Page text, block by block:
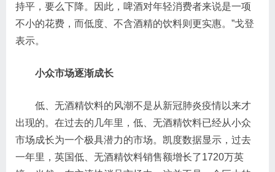
持平，要么下降。因此，啤酒对年轻消费者来说是一项
不小的花费，而低度、不含酒精的饮料则更实惠。”戈登
表示。
小众市场逐渐成长
低、无酒精饮料的风潮不是从新冠肺炎疫情以来才
出现的。在过去的几年里，低、无酒精饮料已经从小众
市场成长为一个极具潜力的市场。凯度数据显示，过去
一年里，英国低、无酒精饮料销售额增长了1720万英